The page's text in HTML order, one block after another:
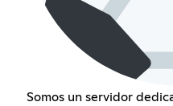
Somos un servidor